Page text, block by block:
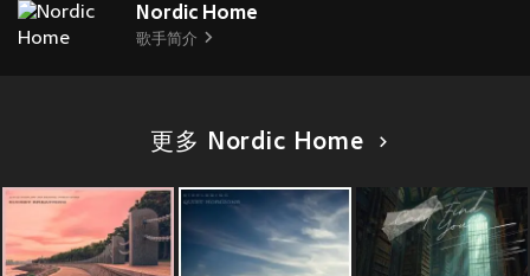
Nordic Home
歌手简介
更多 Nordic Home